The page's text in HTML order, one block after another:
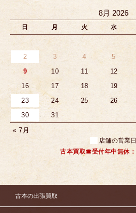
8月 2026
日 月 火 水
2
3 4 5
9
10 11 12
16
17 18 19
23
24 25 26
30
31
« 7月
店舗の営業日
古本買取☎受付年中無休
古本の出張買取